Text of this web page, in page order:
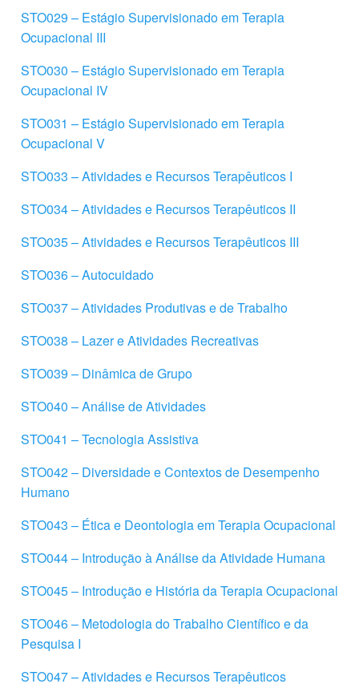
STO029 – Estágio Supervisionado em Terapia
Ocupacional III
STO030 – Estágio Supervisionado em Terapia
Ocupacional IV
STO031 – Estágio Supervisionado em Terapia
Ocupacional V
STO033 – Atividades e Recursos Terapêuticos I
STO034 – Atividades e Recursos Terapêuticos II
STO035 – Atividades e Recursos Terapêuticos III
STO036 – Autocuidado
STO037 – Atividades Produtivas e de Trabalho
STO038 – Lazer e Atividades Recreativas
STO039 – Dinâmica de Grupo
STO040 – Análise de Atividades
STO041 – Tecnologia Assistiva
STO042 – Diversidade e Contextos de Desempenho
Humano
STO043 – Ética e Deontologia em Terapia Ocupacional
STO044 – Introdução à Análise da Atividade Humana
STO045 – Introdução e História da Terapia Ocupacional
STO046 – Metodologia do Trabalho Científico e da
Pesquisa I
STO047 – Atividades e Recursos Terapêuticos